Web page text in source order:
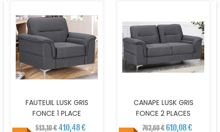
FAUTEUIL LUSK GRIS
FONCE 1 PLACE
513,10 €410,48 €
CANAPE LUSK GRIS
FONCE 2 PLACES
762,60 € 610,08 €